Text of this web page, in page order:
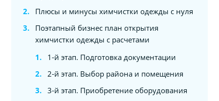
Плюсы и минусы химчистки одежды с нуля
Поэтапный бизнес план открытия
химчистки одежды с расчетами
1-й этап. Подготовка документации
2-й этап. Выбор района и помещения
3-й этап. Приобретение оборудования